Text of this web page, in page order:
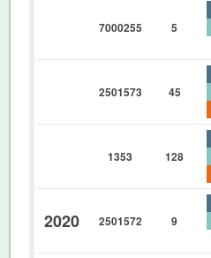
7000255 5
2501573 45
1353 128
2020 2501572 9